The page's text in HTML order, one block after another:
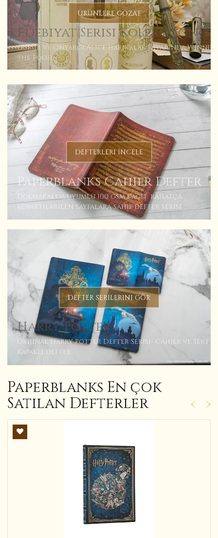
Edebiyat Serisi Koleksiyonu
Gurur ve Önyargı,Alice harikalar diyarında,Winnie
the Pooh..
ÜRÜNLERE GÖZAT
Paperblanks Cahier Defter
Dolmakalem uyumlu 100 gsm kağıt, rahatça
kopartılabilen sayfalara sahip defter serisi
DEFTERLERI İNCELE
Harry Potter
Orijinal Harry Potter Defter Serisi- Cahier ve Sert
Kapaklı defter
DEFTER SERILERINI GÖR
Paperblanks En çok
Satılan Defterler